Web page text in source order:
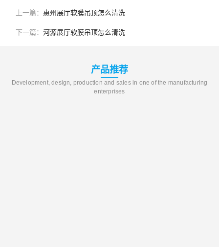
上一篇： 惠州展厅软膜吊顶怎么清洗
下一篇： 河源展厅软膜吊顶怎么清洗
产品推荐
Development, design, production and sales in one of the manufacturing
enterprises